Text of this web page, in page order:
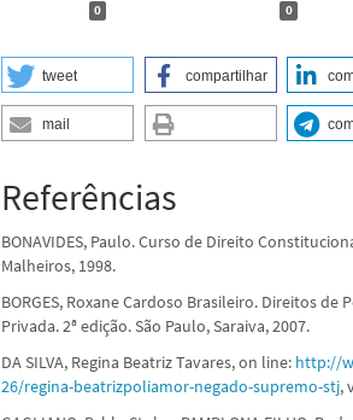
0 0
tweet compartilhar
mail
Referências
BONAVIDES, Paulo. Curso de Direito
Malheiros, 1998.
BORGES, Roxane Cardoso Brasileiro. Direitos
Privada. 2ª edição. São Paulo, Saraiva, 2007.
DA SILVA, Regina Beatriz Tavares, on line: http://
26/regina-beatrizpoliamor-negado-supremo-stj,